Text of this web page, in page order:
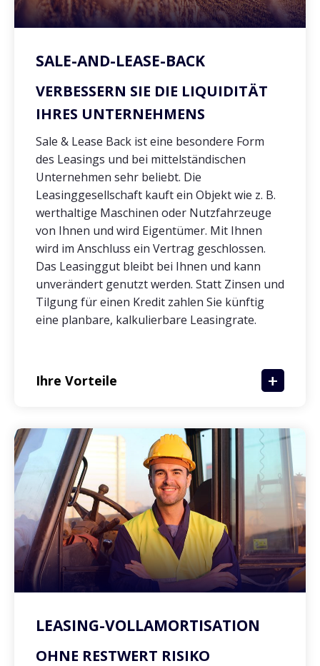
SALE-AND-LEASE-BACK
VERBESSERN SIE DIE LIQUIDITÄT
IHRES UNTERNEHMENS
Sale & Lease Back ist eine besondere Form
des Leasings und bei mittelständischen
Unternehmen sehr beliebt. Die
Leasinggesellschaft kauft ein Objekt wie z. B.
werthaltige Maschinen oder Nutzfahrzeuge
von Ihnen und wird Eigentümer. Mit Ihnen
wird im Anschluss ein Vertrag geschlossen.
Das Leasinggut bleibt bei Ihnen und kann
unverändert genutzt werden. Statt Zinsen und
Tilgung für einen Kredit zahlen Sie künftig
eine planbare, kalkulierbare Leasingrate.
Ihre Vorteile
LEASING-VOLLAMORTISATION
OHNE RESTWERT RISIKO